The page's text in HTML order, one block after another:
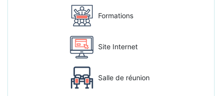
Formations
Site Internet
Salle de réunion